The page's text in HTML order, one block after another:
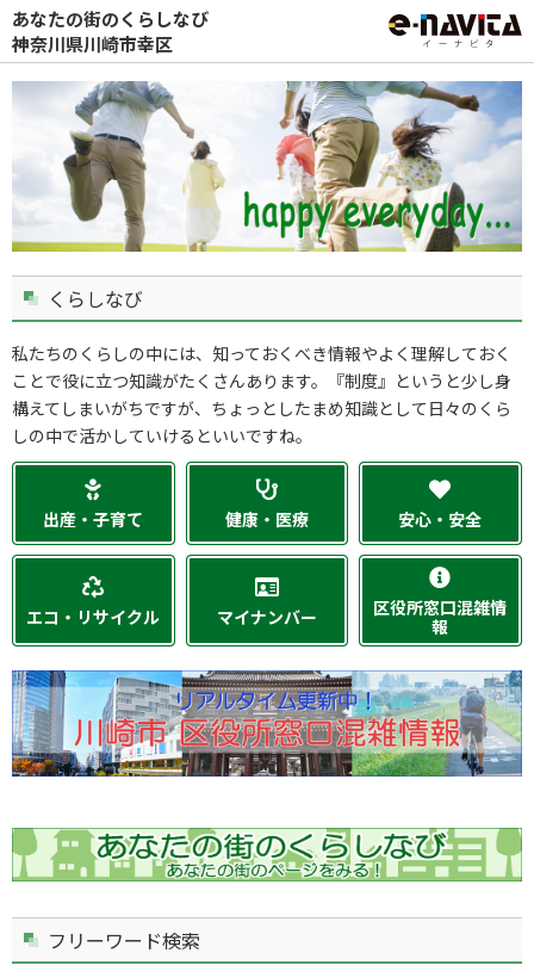
あなたの街のくらしなび
神奈川県川崎市幸区
くらしなび
私たちのくらしの中には、知っておくべき情報やよく理解しておく
ことで役に立つ知識がたくさんあります。『制度』というと少し身
構えてしまいがちですが、ちょっとしたまめ知識として日々のくら
しの中で活かしていけるといいですね。
出産・子育て 健康・医療 安心・安全
エコ・リサイクル マイナンバー
区役所窓口混雑情
報
フリーワード検索